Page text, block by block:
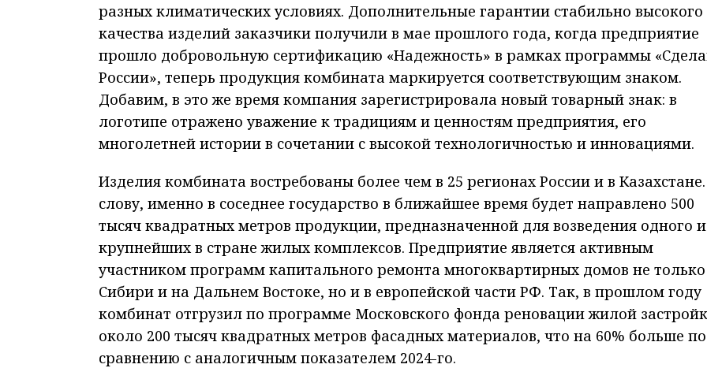
разных климатических условиях. Дополнительные гарантии стабильно высокого
качества изделий заказчики получили в мае прошлого года, когда предприятие
прошло добровольную сертификацию «Надежность» в рамках программы
России», теперь продукция комбината маркируется соответствующим знаком.
Добавим, в это же время компания зарегистрировала новый товарный знак: в
логотипе отражено уважение к традициям и ценностям предприятия, его
многолетней истории в сочетании с высокой технологичностью и инновациями.
Изделия комбината востребованы более чем в 25 регионах России и в
слову, именно в соседнее государство в ближайшее время будет направлено 500
тысяч квадратных метров продукции, предназначенной для возведения одного
крупнейших в стране жилых комплексов. Предприятие является активным
участником программ капитального ремонта многоквартирных домов не только
Сибири и на Дальнем Востоке, но и в европейской части РФ. Так, в прошлом году
комбинат отгрузил по программе Московского фонда реновации жилой
около 200 тысяч квадратных метров фасадных материалов, что на 60% больше по
сравнению с аналогичным показателем 2024-го.